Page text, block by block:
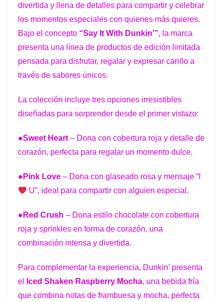
divertida y llena de detalles para compartir y celebrar
los momentos especiales con quienes más quieres.
Bajo el concepto “Say It With Dunkin’”, la marca
presenta una línea de productos de edición limitada
pensada para disfrutar, regalar y expresar cariño a
través de sabores únicos.
La colección incluye tres opciones irresistibles
diseñadas para sorprender desde el primer vistazo:
●Sweet Heart – Dona con cobertura roja y detalle de
corazón, perfecta para regalar un momento dulce.
● Pink Love – Dona con glaseado rosa y mensaje “I
U”, ideal para compartir con alguien especial.
● Red Crush – Dona estilo chocolate con cobertura
roja y sprinkles en forma de corazón, una
combinación intensa y divertida.
Para complementar la experiencia, Dunkin’ presenta
el
Iced Shaken Raspberry Mocha, una bebida fría
que combina notas de frambuesa y mocha, perfecta